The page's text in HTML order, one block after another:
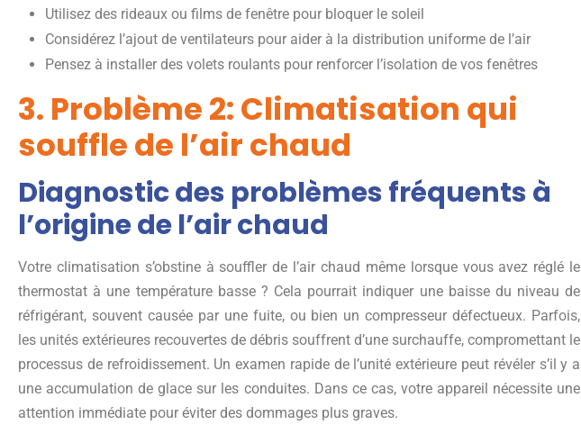
Utilisez des rideaux ou films de fenêtre pour bloquer le soleil
Considérez l’ajout de ventilateurs pour aider à la distribution uniforme de l’air
Pensez à installer des volets roulants pour renforcer l’isolation de vos fenêtres
3. Problème 2: Climatisation qui
souffle de l’air chaud
Diagnostic des problèmes fréquents à
l’origine de l’air chaud
Votre climatisation s’obstine à souffler de l’air chaud même lorsque vous avez réglé le
thermostat à une température basse ? Cela pourrait indiquer une baisse du niveau de
réfrigérant, souvent causée par une fuite, ou bien un compresseur défectueux. Parfois,
les unités extérieures recouvertes de débris souffrent d’une surchauffe, compromettant le
processus de refroidissement. Un examen rapide de l’unité extérieure peut révéler s’il y a
une accumulation de glace sur les conduites. Dans ce cas, votre appareil nécessite une
attention immédiate pour éviter des dommages plus graves.